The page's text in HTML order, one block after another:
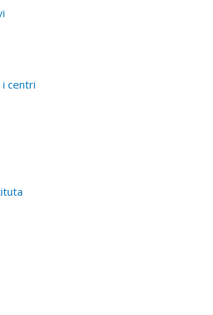
centri